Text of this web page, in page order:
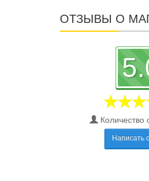
ОТЗЫВЫ О
Количество
Написать